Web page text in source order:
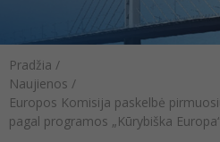
Pradžia /
Naujienos /
Europos Komisija paskelbė
pagal programos „Kūrybiška